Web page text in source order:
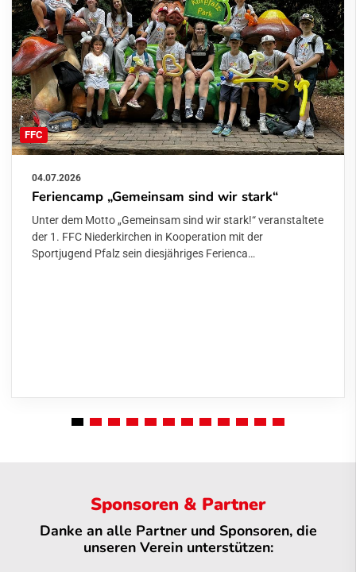
FFC
04.07.2026
Feriencamp „Gemeinsam sind wir stark“
Unter dem Motto „Gemeinsam sind wir stark!“ veranstaltete
der 1. FFC Niederkirchen in Kooperation mit der
Sportjugend Pfalz sein diesjähriges Ferienca…
Sponsoren & Partner
Danke an alle Partner und Sponsoren, die
unseren Verein unterstützen: